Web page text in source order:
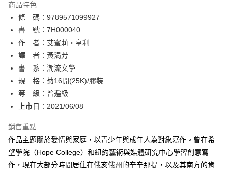
相關說明
【關於「AFTEE先享後付」】
AFTEE先享後付是「在收到商品之後才付款」的支付方式。 讓您購物簡單
便利好安心！
１．簡單：不需註冊會員、不需綁卡、不需儲值。
２．便利：只要手機號碼，簡訊認證，即可結帳。
３．安心：先確認商品／服務後，再付款。
【「AFTEE先享後付」結帳流程】
１．於結帳方式選擇「AFTEE先享後付」後，將跳轉至「AFTEE先享後付」
結帳頁面，進行簡訊認證並確認金額後，即可完成結帳。
２．訂單成立數日內，您將收到繳費通知簡訊。
ATM／網路銀行／等多元方式進行付款，方視為交易完成。
※ 請注意：結帳手續完成當下不需立刻繳費，但若您需要取消訂單，請聯絡
購買商品的店家。未經商家同意取消之訂單仍視為有效，需透過AFTEE先享
後付繳納相關費用。
※ 交易是否成功請以「AFTEE先享後付 」之結帳頁面顯示為準，若有關於
ATM付款
運送方式
全家取貨付款
每筆NT$80，滿NT$500(含以上)免運費
付款後全家取貨
每筆NT$80，滿NT$500(含以上)免運費
付款後萊爾富取貨
商品特色
條 碼：9789571099927
書 號：7H000040
作 者：艾蜜莉‧亨利
譯 者：黃涓芳
書 系：潮流文學
規 格：菊16開(25K)/膠裝
等 級：普遍級
上市日：2021/06/08
銷售重點
作品主題關於愛情與家庭，以青少年與成年人為對象寫作。曾在希
望學院（Hope College）和紐約藝術與媒體研究中心學習創意寫
作，現在大部分時間居住在俄亥俄州的辛辛那提，以及其南方的肯